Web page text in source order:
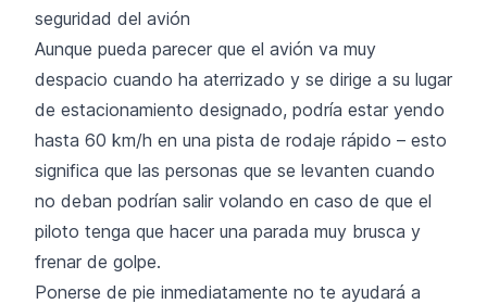
seguridad del avión
Aunque pueda parecer que el avión va muy
despacio cuando ha aterrizado y se dirige a su lugar
de estacionamiento designado, podría estar yendo
hasta 60 km/h en una pista de rodaje rápido – esto
significa que las personas que se levanten cuando
no deban podrían salir volando en caso de que el
piloto tenga que hacer una parada muy brusca y
frenar de golpe.
Ponerse de pie inmediatamente no te ayudará a